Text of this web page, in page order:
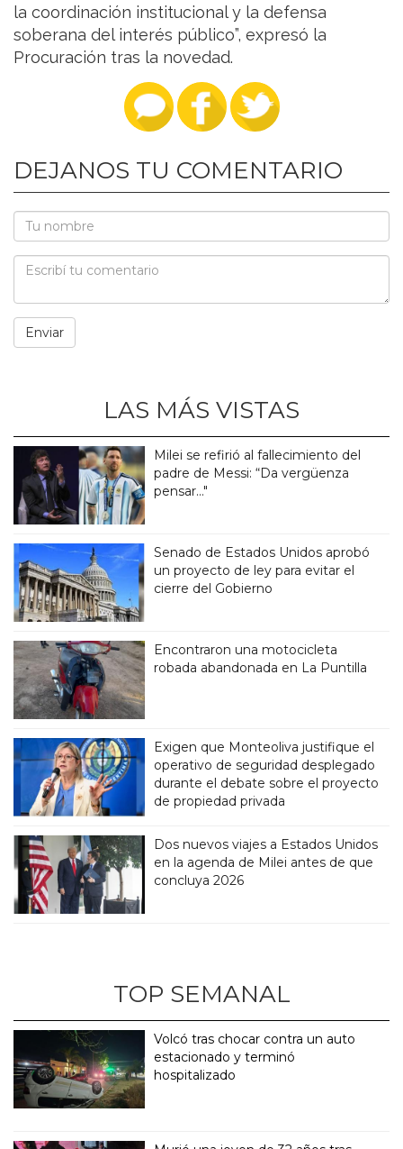
la coordinación institucional y la defensa
soberana del interés público”, expresó la
Procuración tras la novedad.
DEJANOS TU COMENTARIO
LAS MÁS VISTAS
Milei se refirió al fallecimiento del
padre de Messi: “Da vergüenza
pensar..."
Senado de Estados Unidos aprobó
un proyecto de ley para evitar el
cierre del Gobierno
Encontraron una motocicleta
robada abandonada en La Puntilla
Exigen que Monteoliva justifique el
operativo de seguridad desplegado
durante el debate sobre el proyecto
de propiedad privada
Dos nuevos viajes a Estados Unidos
en la agenda de Milei antes de que
concluya 2026
TOP SEMANAL
Volcó tras chocar contra un auto
estacionado y terminó
hospitalizado